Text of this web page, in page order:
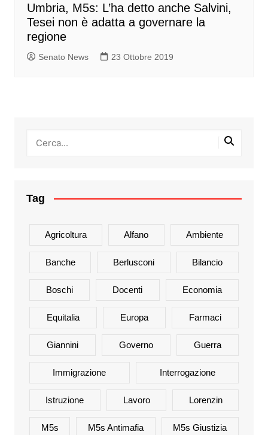
Umbria, M5s: L’ha detto anche Salvini,
Tesei non è adatta a governare la
regione
Senato News 23 Ottobre 2019
Tag
Agricoltura Alfano Ambiente
Banche Berlusconi Bilancio
Boschi Docenti Economia
Equitalia Europa Farmaci
Giannini Governo Guerra
Immigrazione Interrogazione
Istruzione Lavoro Lorenzin
M5s M5s Antimafia M5s Giustizia